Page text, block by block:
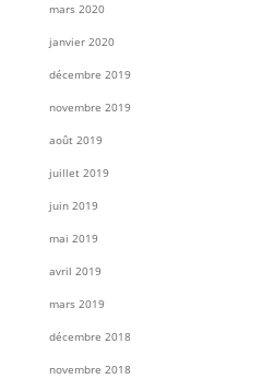
mars 2020
janvier 2020
décembre 2019
novembre 2019
août 2019
juillet 2019
juin 2019
mai 2019
avril 2019
mars 2019
décembre 2018
novembre 2018